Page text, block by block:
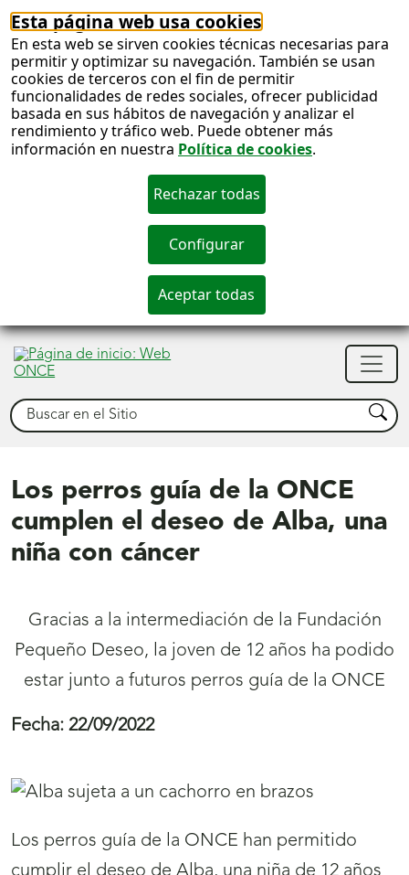
Esta página web usa cookies
En esta web se sirven cookies técnicas necesarias para
permitir y optimizar su navegación. También se usan
cookies de terceros con el fin de permitir
funcionalidades de redes sociales, ofrecer publicidad
basada en sus hábitos de navegación y analizar el
rendimiento y tráfico web. Puede obtener más
información en nuestra Política de cookies.
Buscar Buscar
Los perros guía de la ONCE
cumplen el deseo de Alba, una
niña con cáncer
Gracias a la intermediación de la Fundación
Pequeño Deseo, la joven de 12 años ha podido
estar junto a futuros perros guía de la ONCE
Fecha: 22/09/2022
Los perros guía de la ONCE han permitido